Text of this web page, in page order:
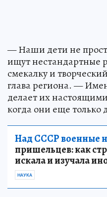
— Наши дети не
ищут нестандартные
смекалку и
глава региона. —
делает их
когда они еще
Над СССР военные
пришельцев: как
искала и изучала
НАУКА